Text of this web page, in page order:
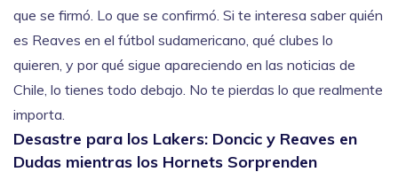
que se firmó. Lo que se confirmó. Si te interesa saber quién
es Reaves en el fútbol sudamericano, qué clubes lo
quieren, y por qué sigue apareciendo en las noticias de
Chile, lo tienes todo debajo. No te pierdas lo que realmente
importa.
Desastre para los Lakers: Doncic y Reaves en
Dudas mientras los Hornets Sorprenden